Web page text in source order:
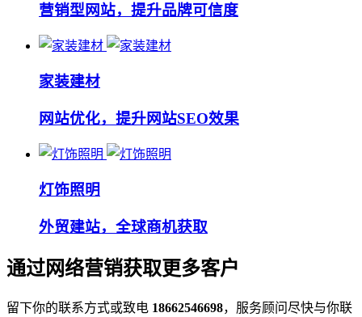
营销型网站，提升品牌可信度
家装建材
网站优化，提升网站SEO效果
灯饰照明
外贸建站，全球商机获取
通过网络营销获取更多客户
留下你的联系方式或致电 18662546698，服务顾问尽快与你联